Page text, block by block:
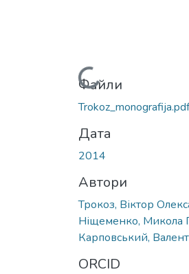
Вантажиться...
Файли
Дата
2014
Автори
Трокоз, Віктор
Ніщеменко, Микола
Карповський,
ORCID